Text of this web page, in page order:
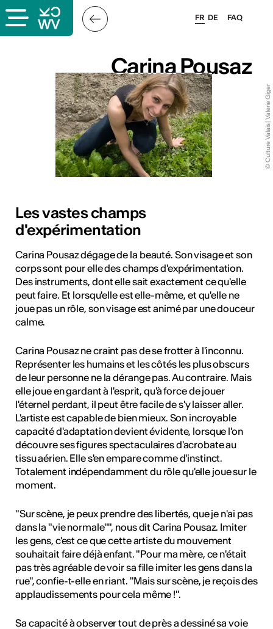
- Radio Chablais
FAQ
FR DE
Carina Pousaz
© Culture Valais | Valerie Giger
Carina Pousaz
Les vastes champs
d'expérimentation
Carina Pousaz dégage de la beauté. Son visage et son
corps sont pour elle des champs d'expérimentation.
Des instruments, dont elle sait exactement ce qu'elle
peut faire. Et lorsqu'elle est elle-même, et qu'elle ne
joue pas un rôle, son visage est animé par une douceur
calme.
Carina Pousaz ne craint pas de se frotter à l'inconnu.
Représenter les humains et les côtés les plus obscurs
de leur personne ne la dérange pas. Au contraire. Mais
elle joue en gardant à l'esprit, qu'à force de jouer
l'éternel perdant, il peut être facile de s'y laisser aller.
L'artiste est capable de bien mieux. Son incroyable
capacité d'adaptation devient évidente, lorsque l'on
découvre ses figures spectaculaires d'acrobate au
tissu aérien. Elle s'en empare comme d'instinct.
Totalement indépendamment du rôle qu'elle joue sur le
moment.
"Sur scène, je peux prendre des libertés, que je n'ai pas
dans la "vie normale"", nous dit Carina Pousaz. Imiter
les gens, c'est ce que cette artiste du mouvement
souhaitait faire déjà enfant. "Pour ma mère, ce n'était
pas très agréable de voir sa fille imiter les gens dans la
rue", confie-t-elle en riant. "Mais sur scène, je reçois des
applaudissements pour cela même !".
Sa capacité à observer tout de près a dessiné sa voie